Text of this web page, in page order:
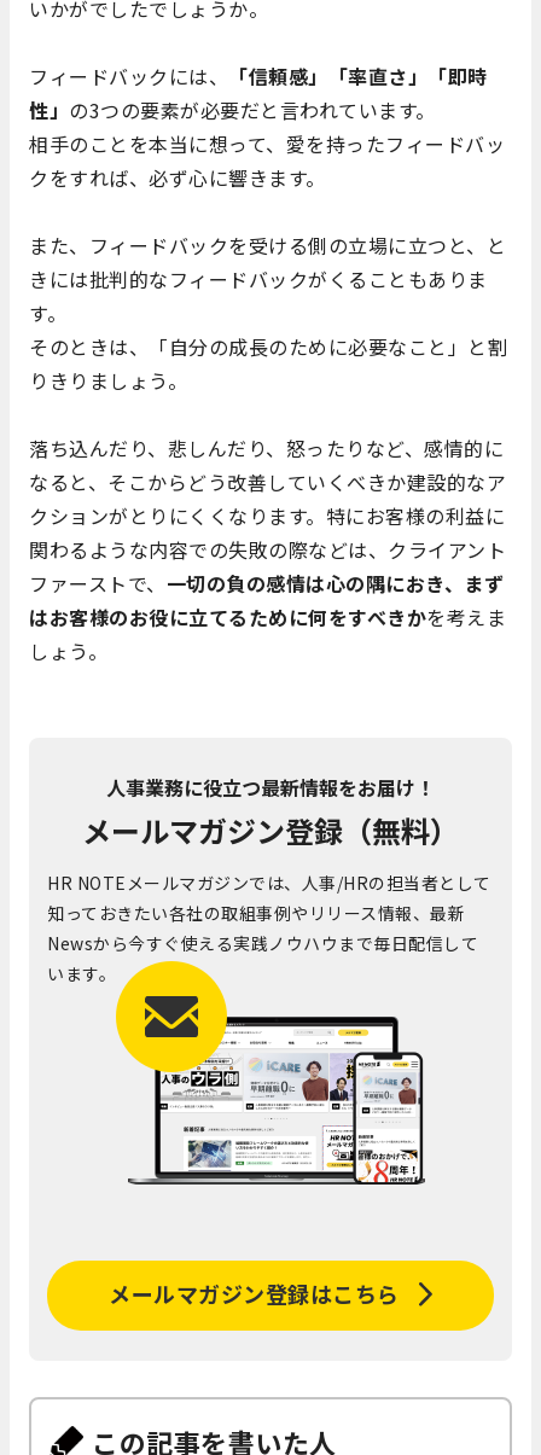
いかがでしたでしょうか。
フィードバックには、
「信頼感」「率直さ」「即時
性」 の3つの要素が必要だと言われています。
相手のことを本当に想って、愛を持ったフィードバッ
クをすれば、必ず心に響きます。
また、フィードバックを受ける側の立場に立つと、と
きには批判的なフィードバックがくることもありま
す。
そのときは、「自分の成長のために必要なこと」と割
りきりましょう。
落ち込んだり、悲しんだり、怒ったりなど、感情的に
なると、そこからどう改善していくべきか建設的なア
クションがとりにくくなります。特にお客様の利益に
関わるような内容での失敗の際などは、クライアント
ファーストで、 一切の負の感情は心の隅におき、まず
はお客様のお役に立てるために何をすべきかを考えま
しょう。
人事業務に役立つ最新情報をお届け！
メールマガジン登録（無料）
HR NOTEメールマガジンでは、人事/HRの担当者として
知っておきたい各社の取組事例やリリース情報、最新
Newsから今すぐ使える実践ノウハウまで毎日配信して
います。
メールマガジン登録はこちら
この記事を書いた人